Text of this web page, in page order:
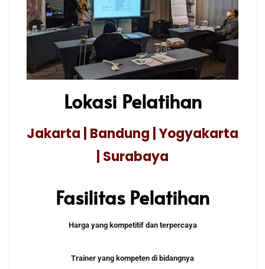
Lokasi Pelatihan
Jakarta | Bandung | Yogyakarta
| Surabaya
Fasilitas Pelatihan
Harga yang kompetitif dan terpercaya
Trainer yang kompeten di bidangnya